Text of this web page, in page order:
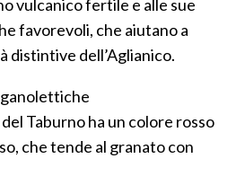
vulcanico fertile e alle sue
favorevoli, che aiutano a
distintive dell’Aglianico.
Taburno ha un colore rosso
che tende al granato con